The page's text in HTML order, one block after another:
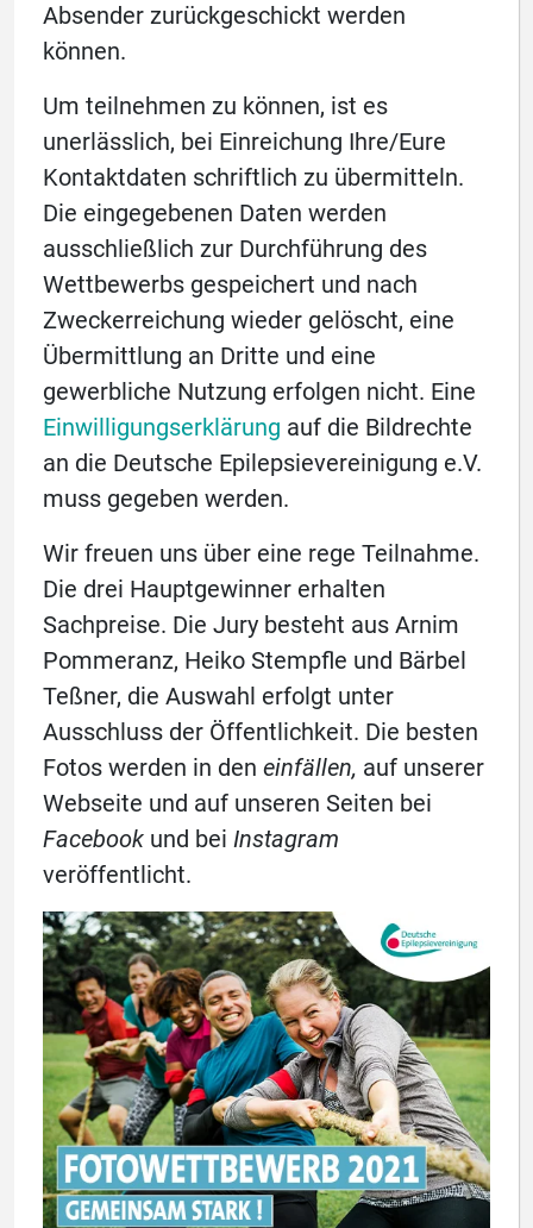
Absender zurückgeschickt werden
können.
Um teilnehmen zu können, ist es
unerlässlich, bei Einreichung Ihre/Eure
Kontaktdaten schriftlich zu übermitteln.
Die eingegebenen Daten werden
ausschließlich zur Durchführung des
Wettbewerbs gespeichert und nach
Zweckerreichung wieder gelöscht, eine
Übermittlung an Dritte und eine
gewerbliche Nutzung erfolgen nicht. Eine
Einwilligungserklärung auf die Bildrechte
an die Deutsche Epilepsievereinigung e.V.
muss gegeben werden.
Wir freuen uns über eine rege Teilnahme.
Die drei Hauptgewinner erhalten
Sachpreise. Die Jury besteht aus Arnim
Pommeranz, Heiko Stempfle und Bärbel
Teßner, die Auswahl erfolgt unter
Ausschluss der Öffentlichkeit. Die besten
Fotos werden in den einfällen, auf unserer
Webseite und auf unseren Seiten bei
Facebook und bei Instagram
veröffentlicht.